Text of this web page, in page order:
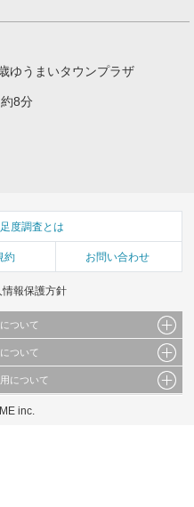
ゆうまいタウンプラザ
8分
度調査とは
約 お問い合わせ
情報保護方針
ついて
ラスト、画像データ等）及びこれらの配
製などの二次利用を行うことは固く禁じて
ついて
の利用者が提出された見解・感想です。
いた上でご覧ください。
について
合わせたコンテンツや広告の表示、ソー
inc.